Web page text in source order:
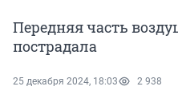
Передняя часть
пострадала
25 декабря 2024, 18:03 2 938